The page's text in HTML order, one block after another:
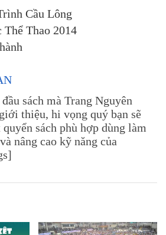
Cầu Lông
Thao 2014
sách mà Trang Nguyên
thiệu, hi vọng quý bạn sẽ
sách phù hợp dùng làm
nâng cao kỹ năng của